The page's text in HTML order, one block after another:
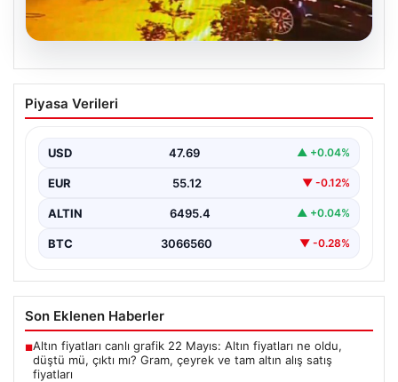
Nilda Müge’nin Ölümüne Yönelik Silahlı
Saldırının Kameralara Yansıyan
İstanbul’un Şişli ilçesinde yaşanan korkutucu olayda,
ilaçları…
Piyasa Verileri
USD 47.69 ▲ +0.04%
EUR 55.12 ▼ -0.12%
ALTIN 6495.4 ▲ +0.04%
BTC 3066560 ▼ -0.28%
Son Eklenen Haberler
■Altın fiyatları canlı grafik 22 Mayıs: Altın fiyatları ne oldu,
düştü mü, çıktı mı? Gram, çeyrek ve tam altın alış satış
fiyatları